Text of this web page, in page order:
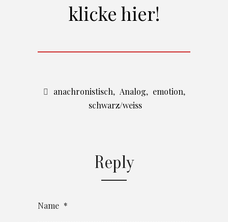
klicke hier!
anachronistisch, Analog, emotion,
schwarz/weiss
Reply
Name *